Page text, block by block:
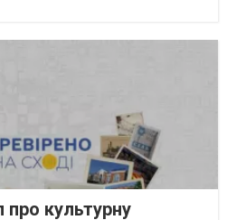
культурну